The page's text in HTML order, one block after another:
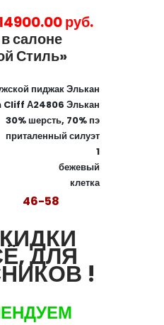
руб.
салоне
Стиль»
пиджак Элькан
Cliff А24806 Элькан
30% шерсть, 70% пэ
приталенный силуэт
1
бежевый
клетка
46-58
ДЛЯ
!